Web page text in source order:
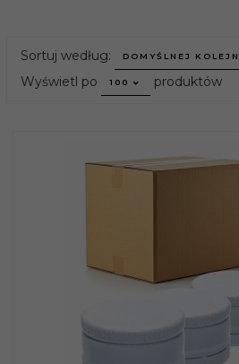
Sortuj według: sort
DOMYŚLNEJ
Wyświetl po pop
100 produktów